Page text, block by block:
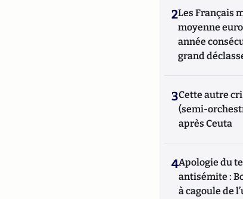
2Les Français
moyenne
année
grand
3Cette autre
(semi-
après Ceuta
4Apologie du
antisémite :
à cagoule de